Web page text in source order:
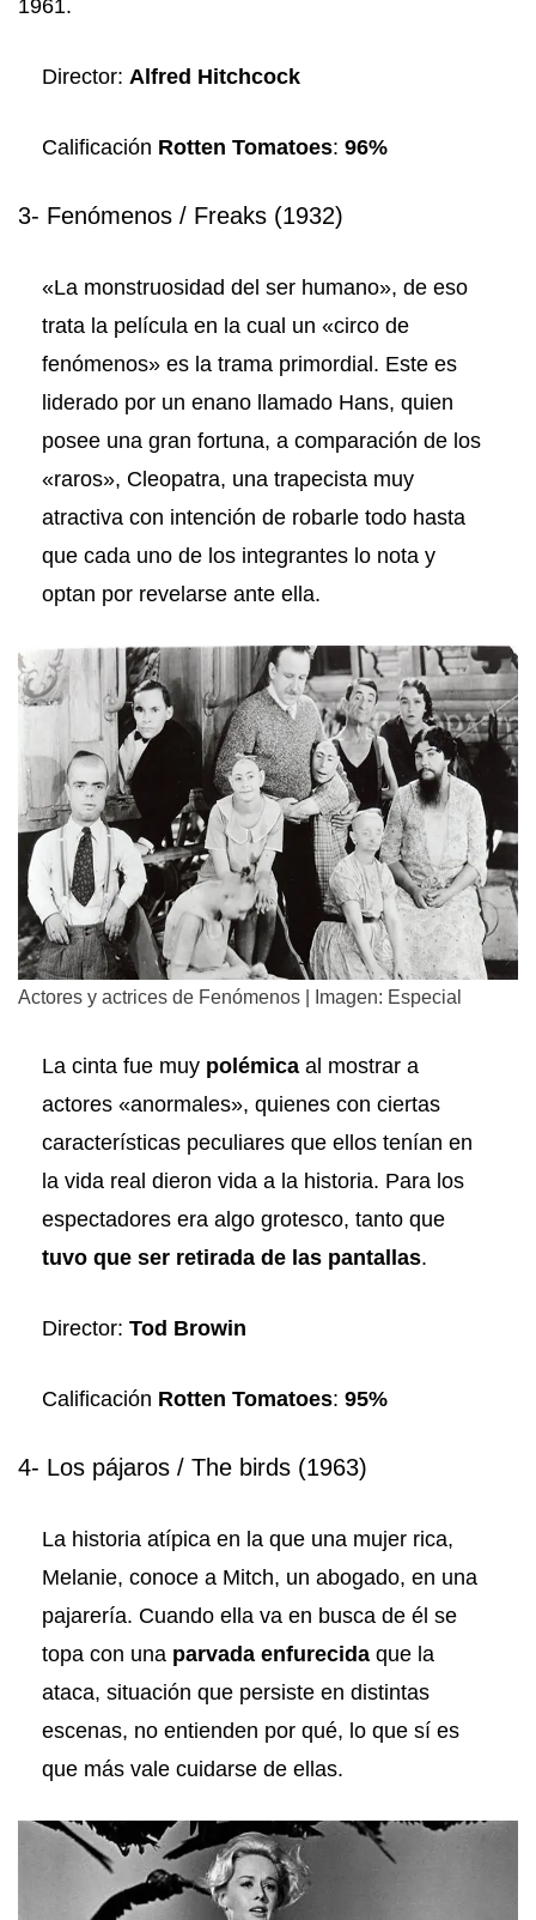
1961.
Director: Alfred Hitchcock
Calificación Rotten Tomatoes: 96%
3- Fenómenos / Freaks (1932)
«La monstruosidad del ser humano», de eso
trata la película en la cual un «circo de
fenómenos» es la trama primordial. Este es
liderado por un enano llamado Hans, quien
posee una gran fortuna, a comparación de los
«raros», Cleopatra, una trapecista muy
atractiva con intención de robarle todo hasta
que cada uno de los integrantes lo nota y
optan por revelarse ante ella.
Actores y actrices de Fenómenos | Imagen: Especial
La cinta fue muy polémica al mostrar a
actores «anormales», quienes con ciertas
características peculiares que ellos tenían en
la vida real dieron vida a la historia. Para los
espectadores era algo grotesco, tanto que
tuvo que ser retirada de las pantallas.
Director: Tod Browin
Calificación Rotten Tomatoes: 95%
4- Los pájaros / The birds (1963)
La historia atípica en la que una mujer rica,
Melanie, conoce a Mitch, un abogado, en una
pajarería. Cuando ella va en busca de él se
topa con una parvada enfurecida que la
ataca, situación que persiste en distintas
escenas, no entienden por qué, lo que sí es
que más vale cuidarse de ellas.